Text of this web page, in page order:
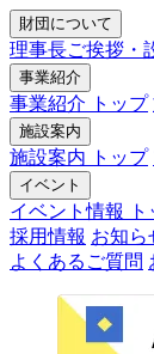
財団について
理事長ご挨拶・
事業紹介
事業紹介 トップ
施設案内
施設案内 トップ
イベント
イベント情報 ト
採用情報 お知ら
よくあるご質問